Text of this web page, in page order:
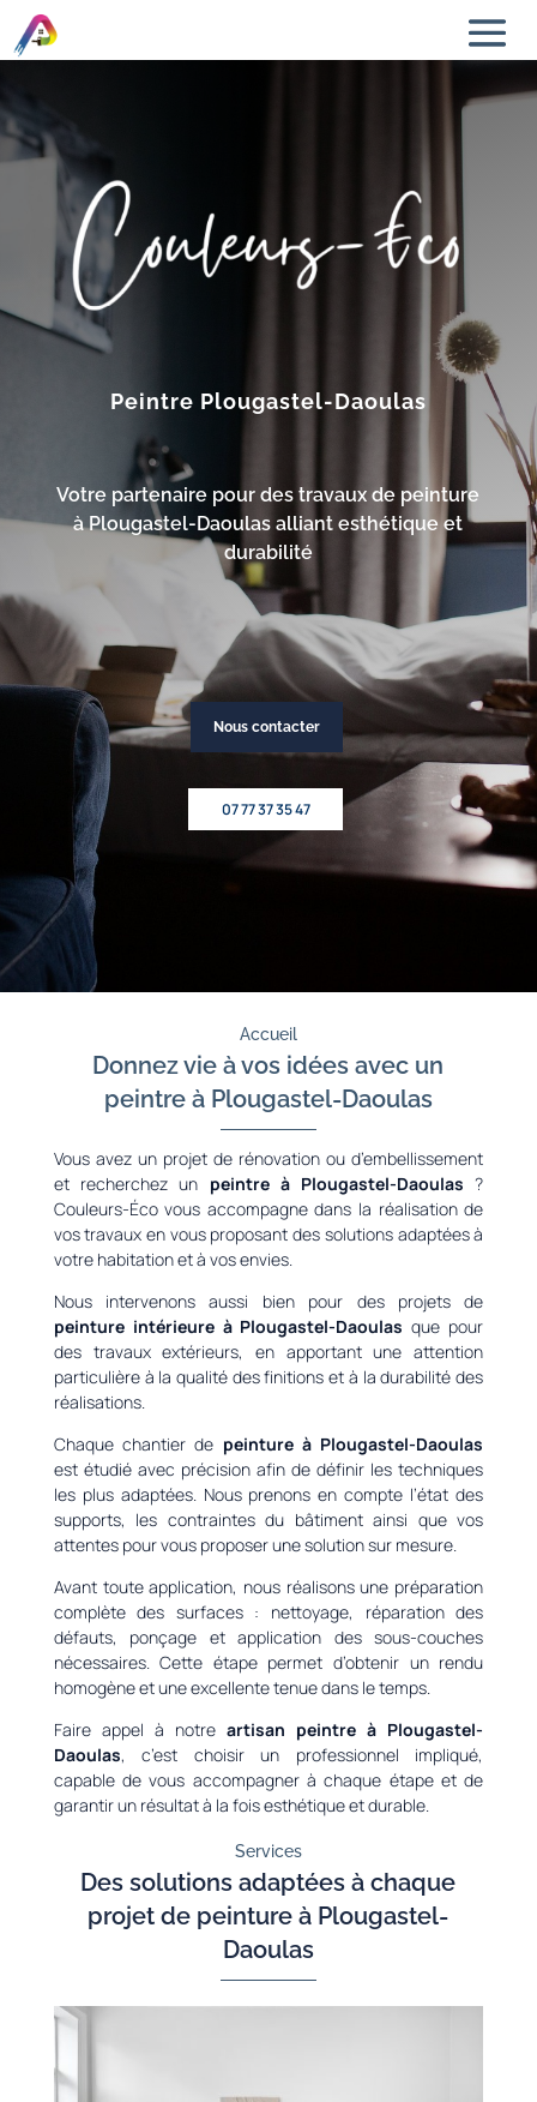
Peintre Plougastel-Daoulas
Votre partenaire pour des travaux de peinture
à Plougastel-Daoulas alliant esthétique et
durabilité
Nous contacter
07 77 37 35 47
Accueil
Donnez vie à vos idées avec un
peintre à Plougastel-Daoulas
Vous avez un projet de rénovation ou d’embellissement
et recherchez un peintre à Plougastel-Daoulas ?
Couleurs-Éco vous accompagne dans la réalisation de
vos travaux en vous proposant des solutions adaptées à
votre habitation et à vos envies.
Nous intervenons aussi bien pour des projets de
peinture intérieure à Plougastel-Daoulas que pour
des travaux extérieurs, en apportant une attention
particulière à la qualité des finitions et à la durabilité des
réalisations.
Chaque chantier de peinture à Plougastel-Daoulas
est étudié avec précision afin de définir les techniques
les plus adaptées. Nous prenons en compte l’état des
supports, les contraintes du bâtiment ainsi que vos
attentes pour vous proposer une solution sur mesure.
Avant toute application, nous réalisons une préparation
complète des surfaces : nettoyage, réparation des
défauts, ponçage et application des sous-couches
nécessaires. Cette étape permet d’obtenir un rendu
homogène et une excellente tenue dans le temps.
Faire appel à notreartisan peintre à Plougastel-
Daoulas, c’est choisir un professionnel impliqué,
capable de vous accompagner à chaque étape et de
garantir un résultat à la fois esthétique et durable.
Services
Des solutions adaptées à chaque
projet de peinture à Plougastel-
Daoulas